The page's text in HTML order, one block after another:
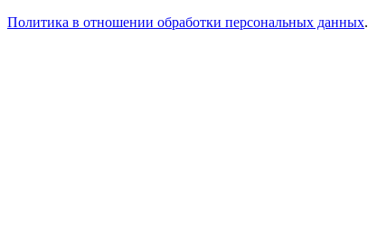
Политика в отношении обработки персональных данных.